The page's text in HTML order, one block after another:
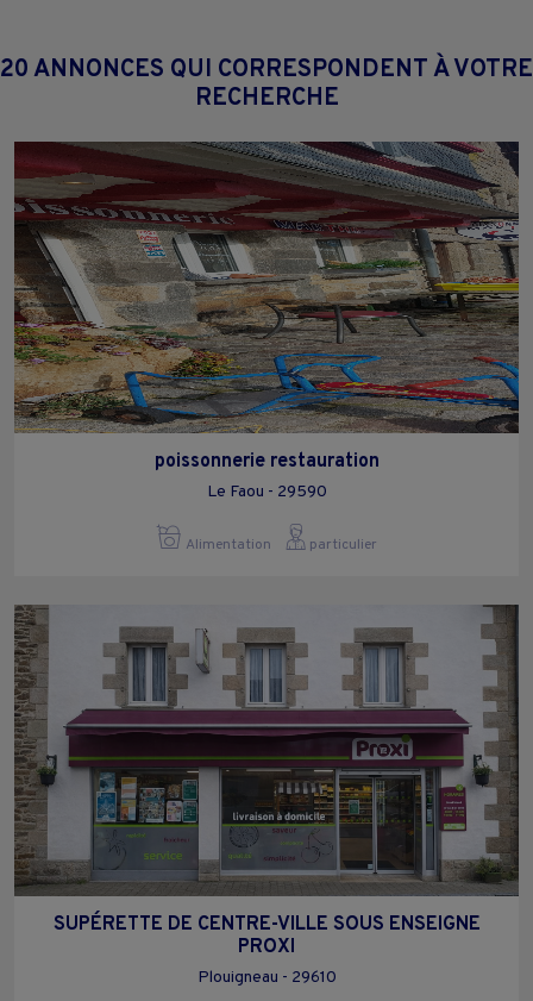
20 ANNONCES QUI CORRESPONDENT À VOTRE
RECHERCHE
poissonnerie restauration
Le Faou - 29590
Alimentation particulier
SUPÉRETTE DE CENTRE-VILLE SOUS ENSEIGNE
PROXI
Plouigneau - 29610